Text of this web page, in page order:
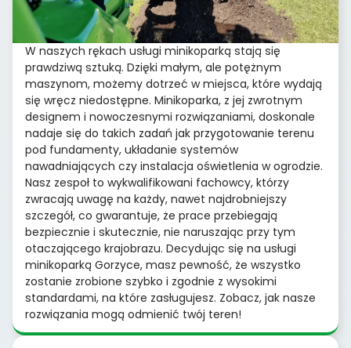
W naszych rękach usługi minikoparką stają się
prawdziwą sztuką. Dzięki małym, ale potężnym
maszynom, możemy dotrzeć w miejsca, które wydają
się wręcz niedostępne. Minikoparka, z jej zwrotnym
designem i nowoczesnymi rozwiązaniami, doskonale
nadaje się do takich zadań jak przygotowanie terenu
pod fundamenty, układanie systemów
nawadniających czy instalacja oświetlenia w ogrodzie.
Nasz zespoł to wykwalifikowani fachowcy, którzy
zwracają uwagę na każdy, nawet najdrobniejszy
szczegół, co gwarantuje, że prace przebiegają
bezpiecznie i skutecznie, nie naruszając przy tym
otaczającego krajobrazu. Decydując się na usługi
minikoparką Gorzyce, masz pewność, że wszystko
zostanie zrobione szybko i zgodnie z wysokimi
standardami, na które zasługujesz. Zobacz, jak nasze
rozwiązania mogą odmienić twój teren!